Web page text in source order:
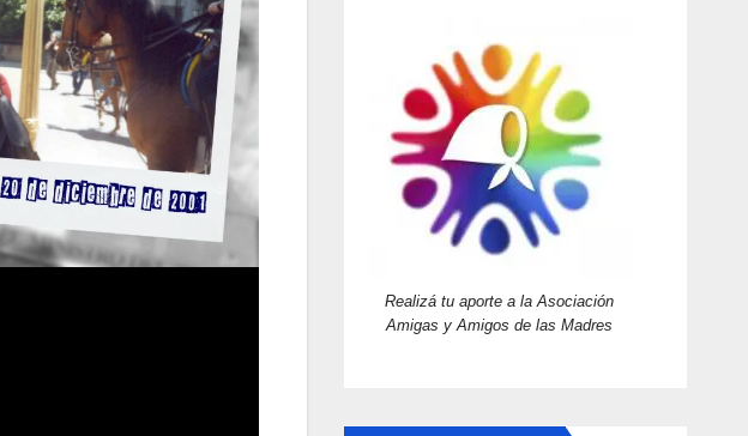
Realizá tu aporte a la Asociación
Amigas y Amigos de las Madres